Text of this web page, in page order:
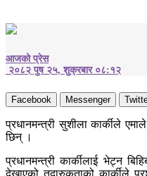
आजको प्रेस
२०८२ पुष २५, शुक्रबार ०८:१२
Facebook Messenger
प्रधानमन्त्री सुशीला कार्कीले
छिन् ।
प्रधानमन्त्री कार्कीलाई भेट्न